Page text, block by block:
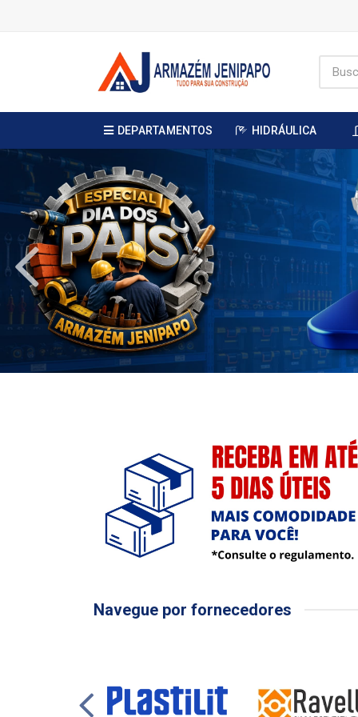
DEPARTAMENTOS HIDRÁULICA
Navegue por fornecedores